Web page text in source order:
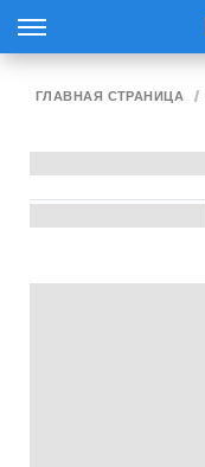
ГЛАВНАЯ СТРАНИЦА